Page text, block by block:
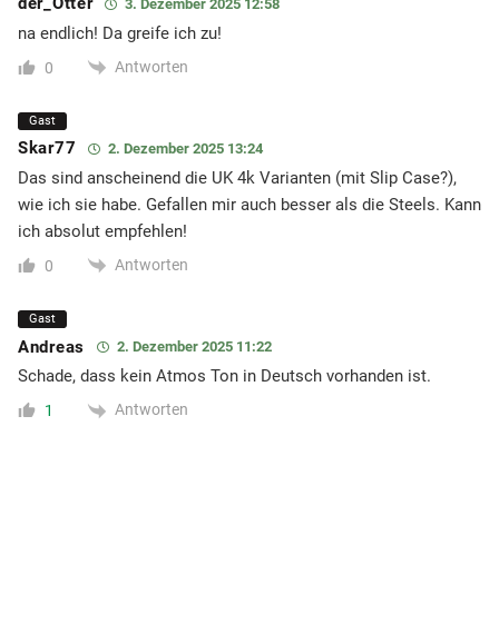
3. Dezember 2025 12:58
na endlich! Da greife ich zu!
0 Antworten
Gast
Skar77 2. Dezember 2025 13:24
Das sind anscheinend die UK 4k Varianten (mit Slip Case?),
wie ich sie habe. Gefallen mir auch besser als die Steels. Kann
ich absolut empfehlen!
0 Antworten
Gast
Andreas 2. Dezember 2025 11:22
Schade, dass kein Atmos Ton in Deutsch vorhanden ist.
1 Antworten